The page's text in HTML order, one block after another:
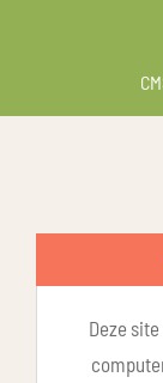
Deze